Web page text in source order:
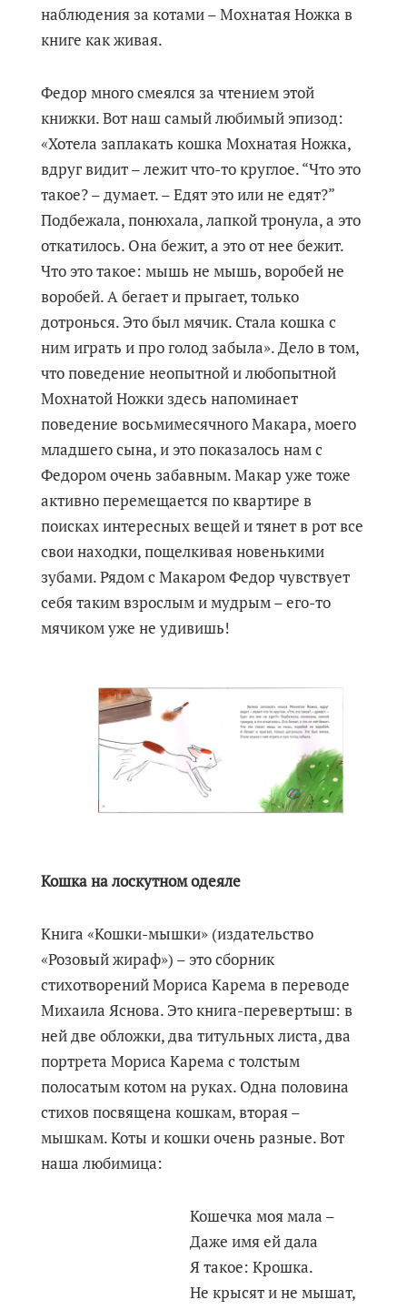
наблюдения за котами – Мохнатая Ножка в
книге как живая.
Федор много смеялся за чтением этой
книжки. Вот наш самый любимый эпизод:
«Хотела заплакать кошка Мохнатая Ножка,
вдруг видит – лежит что-то круглое. “Что это
такое? – думает. – Едят это или не едят?”
Подбежала, понюхала, лапкой тронула, а это
откатилось. Она бежит, а это от нее бежит.
Что это такое: мышь не мышь, воробей не
воробей. А бегает и прыгает, только
дотронься. Это был мячик. Стала кошка с
ним играть и про голод забыла». Дело в том,
что поведение неопытной и любопытной
Мохнатой Ножки здесь напоминает
поведение восьмимесячного Макара, моего
младшего сына, и это показалось нам с
Федором очень забавным. Макар уже тоже
активно перемещается по квартире в
поисках интересных вещей и тянет в рот все
свои находки, пощелкивая новенькими
зубами. Рядом с Макаром Федор чувствует
себя таким взрослым и мудрым – его-то
мячиком уже не удивишь!
Кошка на лоскутном одеяле
Книга «Кошки-мышки» (издательство
«Розовый жираф») – это сборник
стихотворений Мориса Карема в переводе
Михаила Яснова. Это книга-перевертыш: в
ней две обложки, два титульных листа, два
портрета Мориса Карема с толстым
полосатым котом на руках. Одна половина
стихов посвящена кошкам, вторая –
мышкам. Коты и кошки очень разные. Вот
наша любимица:
Кошечка моя мала –
Даже имя ей дала
Я такое: Крошка.
Не крысят и не мышат,